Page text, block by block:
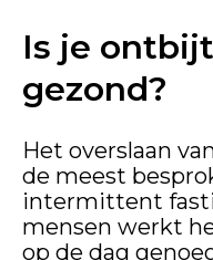
Is je
gezond?
Het overslaan
de meest
intermittent
mensen werkt
op de dag